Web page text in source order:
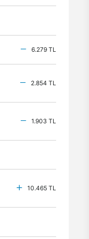
6.279 TL
2.854 TL
1.903 TL
10.465 TL